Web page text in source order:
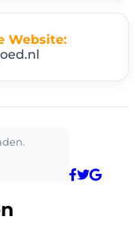
Website: